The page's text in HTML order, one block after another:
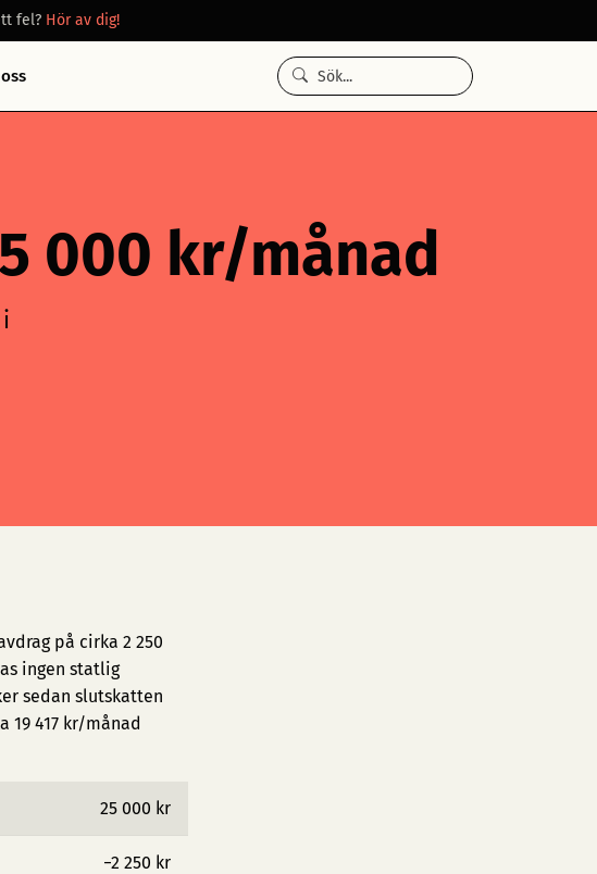
fel? Hör av dig!
000 kr/månad
på cirka 2 250
ingen statlig
sedan slutskatten
417 kr/månad
25 000 kr
−2 250 kr